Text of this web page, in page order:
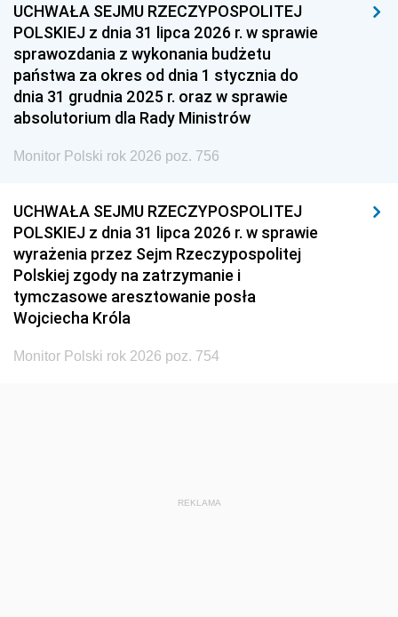
1939 1938 1937
1936 1930
UCHWAŁA SEJMU RZECZYPOSPOLITEJ
POLSKIEJ z dnia 31 lipca 2026 r. w sprawie
sprawozdania z wykonania budżetu
państwa za okres od dnia 1 stycznia do
dnia 31 grudnia 2025 r. oraz w sprawie
absolutorium dla Rady Ministrów
Monitor Polski rok 2026 poz. 756
UCHWAŁA SEJMU RZECZYPOSPOLITEJ
POLSKIEJ z dnia 31 lipca 2026 r. w sprawie
wyrażenia przez Sejm Rzeczypospolitej
Polskiej zgody na zatrzymanie i
tymczasowe aresztowanie posła
Wojciecha Króla
Monitor Polski rok 2026 poz. 754
REKLAMA